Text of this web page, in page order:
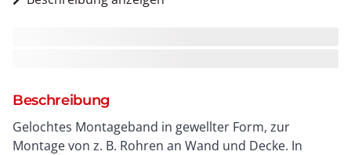
Beschreibung
Gelochtes Montageband in gewellter Form, zur
Montage von z. B. Rohren an Wand und Decke. In